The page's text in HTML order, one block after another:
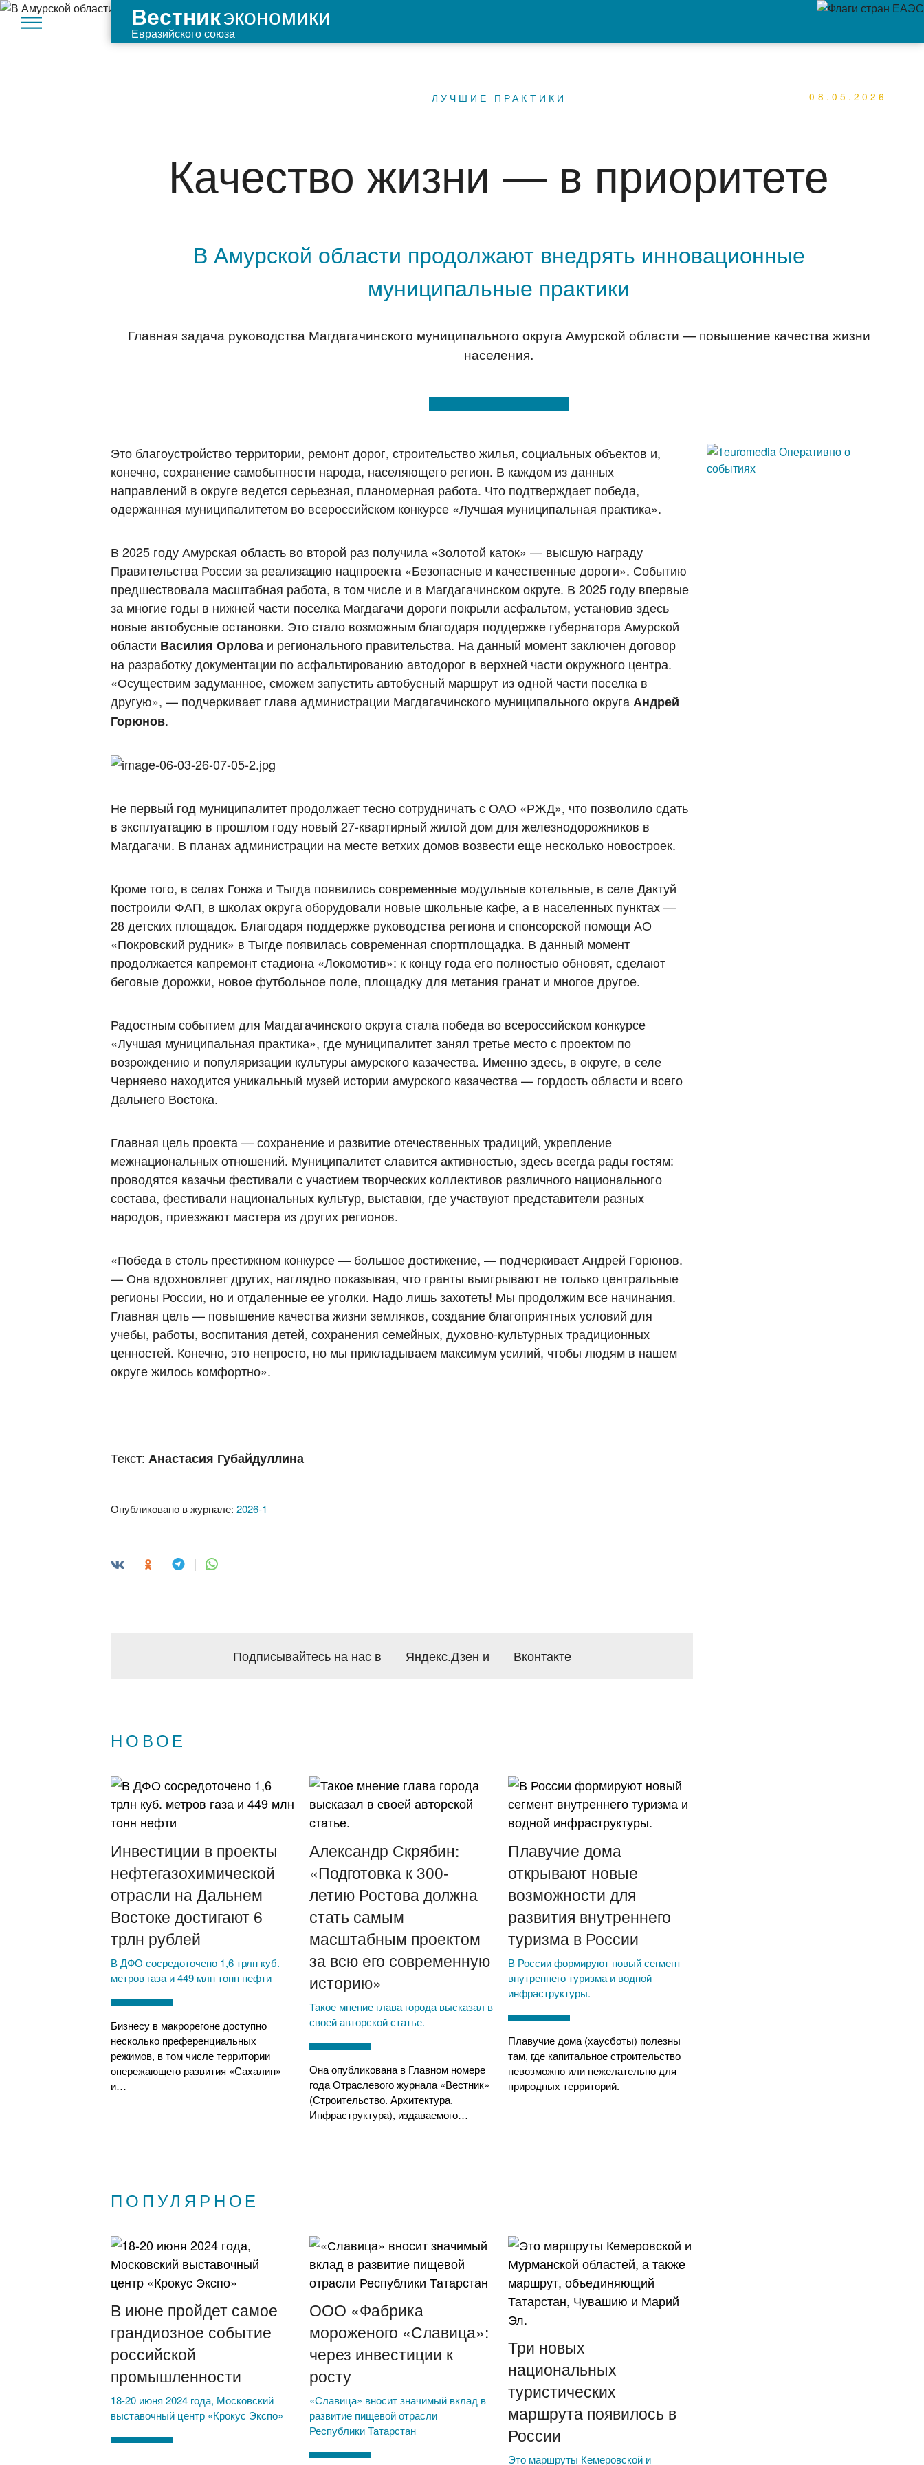
Вестникэкономики
Евразийского союза
ЛУЧШИЕ ПРАКТИКИ 08.05.2026
Качество жизни — в приоритете
В Амурской области продолжают внедрять инновационные
муниципальные практики
Главная задача руководства Магдагачинского муниципального округа Амурской области — повышение качества жизни
населения.
Это благоустройство территории, ремонт дорог, строительство жилья, социальных объектов и,
конечно, сохранение самобытности народа, населяющего регион. В каждом из данных
направлений в округе ведется серьезная, планомерная работа. Что подтверждает победа,
одержанная муниципалитетом во всероссийском конкурсе «Лучшая муниципальная практика».
В 2025 году Амурская область во второй раз получила «Золотой каток» — высшую награду
Правительства России за реализацию нацпроекта «Безопасные и качественные дороги». Событию
предшествовала масштабная работа, в том числе и в Магдагачинском округе. В 2025 году впервые
за многие годы в нижней части поселка Магдагачи дороги покрыли асфальтом, установив здесь
новые автобусные остановки. Это стало возможным благодаря поддержке губернатора Амурской
области Василия Орлова и регионального правительства. На данный момент заключен договор
на разработку документации по асфальтированию автодорог в верхней части окружного центра.
«Осуществим задуманное, сможем запустить автобусный маршрут из одной части поселка в
другую», — подчеркивает глава администрации Магдагачинского муниципального округа Андрей
Горюнов.
Не первый год муниципалитет продолжает тесно сотрудничать с ОАО «РЖД», что позволило сдать
в эксплуатацию в прошлом году новый 27-квартирный жилой дом для железнодорожников в
Магдагачи. В планах администрации на месте ветхих домов возвести еще несколько новостроек.
Кроме того, в селах Гонжа и Тыгда появились современные модульные котельные, в селе Дактуй
построили ФАП, в школах округа оборудовали новые школьные кафе, а в населенных пунктах —
28 детских площадок. Благодаря поддержке руководства региона и спонсорской помощи АО
«Покровский рудник» в Тыгде появилась современная спортплощадка. В данный момент
продолжается капремонт стадиона «Локомотив»: к концу года его полностью обновят, сделают
беговые дорожки, новое футбольное поле, площадку для метания гранат и многое другое.
Радостным событием для Магдагачинского округа стала победа во всероссийском конкурсе
«Лучшая муниципальная практика», где муниципалитет занял третье место с проектом по
возрождению и популяризации культуры амурского казачества. Именно здесь, в округе, в селе
Черняево находится уникальный музей истории амурского казачества — гордость области и всего
Дальнего Востока.
Главная цель проекта — сохранение и развитие отечественных традиций, укрепление
межнациональных отношений. Муниципалитет славится активностью, здесь всегда рады гостям:
проводятся казачьи фестивали с участием творческих коллективов различного национального
состава, фестивали национальных культур, выставки, где участвуют представители разных
народов, приезжают мастера из других регионов.
«Победа в столь престижном конкурсе — большое достижение, — подчеркивает Андрей Горюнов.
— Она вдохновляет других, наглядно показывая, что гранты выигрывают не только центральные
регионы России, но и отдаленные ее уголки. Надо лишь захотеть! Мы продолжим все начинания.
Главная цель — повышение качества жизни земляков, создание благоприятных условий для
учебы, работы, воспитания детей, сохранения семейных, духовно-культурных традиционных
ценностей. Конечно, это непросто, но мы прикладываем максимум усилий, чтобы людям в нашем
округе жилось комфортно».
Текст: Анастасия Губайдуллина
Опубликовано в журнале:2026-1
Подписывайтесь на нас в Яндекс.Дзен и Вконтакте
НОВОЕ
Инвестиции в проекты
нефтегазохимической
отрасли на Дальнем
Востоке достигают 6
трлн рублей
В ДФО сосредоточено 1,6 трлн куб.
метров газа и 449 млн тонн нефти
Бизнесу в макрорегоне доступно
несколько преференциальных
режимов, в том числе территории
опережающего развития «Сахалин»
и…
Александр Скрябин:
«Подготовка к 300-
летию Ростова должна
стать самым
масштабным проектом
за всю его современную
историю»
Такое мнение глава города высказал в
своей авторской статье.
Она опубликована в Главном номере
года Отраслевого журнала «Вестник»
(Строительство. Архитектура.
Инфраструктура), издаваемого…
Плавучие дома
открывают новые
возможности для
развития внутреннего
туризма в России
В России формируют новый сегмент
внутреннего туризма и водной
инфраструктуры.
Плавучие дома (хаусботы) полезны
там, где капитальное строительство
невозможно или нежелательно для
природных территорий.
ПОПУЛЯРНОЕ
В июне пройдет самое
грандиозное событие
российской
промышленности
18-20 июня 2024 года, Московский
выставочный центр «Крокус Экспо»
ООО «Фабрика
мороженого «Славица»:
через инвестиции к
росту
«Славица» вносит значимый вклад в
развитие пищевой отрасли
Республики Татарстан
Три новых
национальных
туристических
маршрута появилось в
России
Это маршруты Кемеровской и